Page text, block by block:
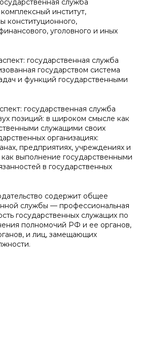
служба
институт,
уголовного и иных
государственная служба
государством система
и функций государственными
государственная служба
позиций: в широком смысле как
служащими своих
организациях:
предприятиях, учреждениях и
выполнение государственными
в государственных
содержит общее
службы — профессиональная
государственных служащих по
полномочий РФ и ее органов,
и лиц, замещающих